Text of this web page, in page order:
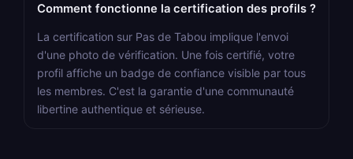
Comment fonctionne la certification des profils ?
La certification sur Pas de Tabou implique l'envoi
d'une photo de vérification. Une fois certifié, votre
profil affiche un badge de confiance visible par tous
les membres. C'est la garantie d'une communauté
libertine authentique et sérieuse.